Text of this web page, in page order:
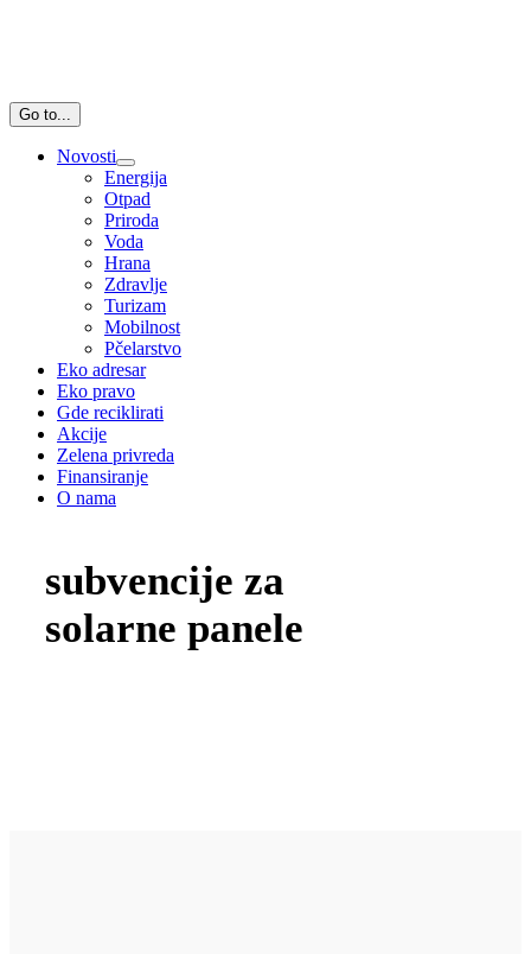
Go to...
Novosti
Energija
Otpad
Priroda
Voda
Hrana
Zdravlje
Turizam
Mobilnost
Pčelarstvo
Eko adresar
Eko pravo
Gde reciklirati
Akcije
Zelena privreda
Finansiranje
O nama
subvencije za
solarne panele